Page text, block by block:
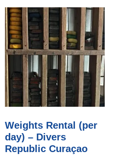
Weights Rental (per
day) – Divers
Republic Curaçao